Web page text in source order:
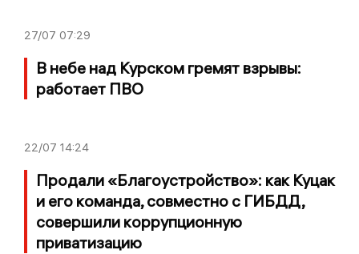
27/07 07:29
В небе над Курском гремят взрывы:
работает ПВО
22/07 14:24
Продали «Благоустройство»: как Куцак
и его команда, совместно с ГИБДД,
совершили коррупционную
приватизацию